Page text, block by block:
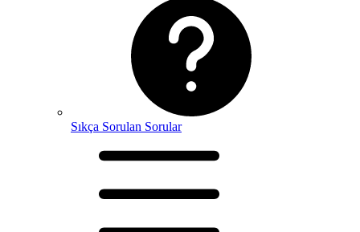
Sıkça Sorulan Sorular